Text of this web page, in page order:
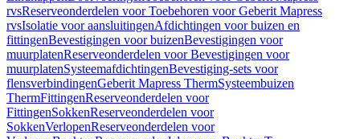
rvsReserveonderdelen voor Toebehoren voor Geberit Mapress
rvsIsolatie voor aansluitingenAfdichtingen voor buizen en
fittingenBevestigingen voor buizenBevestigingen voor
muurplatenReserveonderdelen voor Bevestigingen voor
muurplatenSysteemafdichtingenBevestiging-sets voor
flensverbindingenGeberit Mapress ThermSysteembuizen
ThermFittingenReserveonderdelen voor
FittingenSokkenReserveonderdelen voor
SokkenVerlopenReserveonderdelen voor